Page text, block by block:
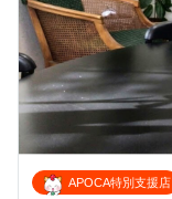
APOCA特別支援店